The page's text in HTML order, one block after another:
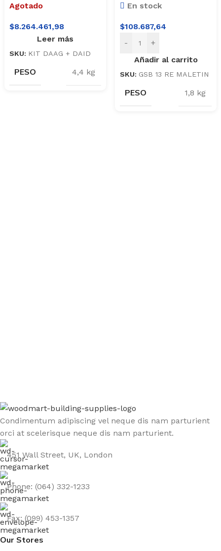
Agotado
$8.264.461,98
Leer más
SKU: KIT DAAG + DAID
PESO 4,4 kg
En stock
$108.687,64
-
+
Añadir al carrito
SKU: GSB 13 RE MALETIN
PESO 1,8 kg
Condimentum adipiscing vel neque dis nam parturient
orci at scelerisque neque dis nam parturient.
451 Wall Street, UK, London
Phone: (064) 332-1233
Fax: (099) 453-1357
Our Stores